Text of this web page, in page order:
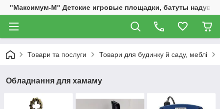
"Максимум-М" Детские игровые площадки, батуты
Товари та послуги Товари для будинку й саду, меблі
Обладнання для хамаму